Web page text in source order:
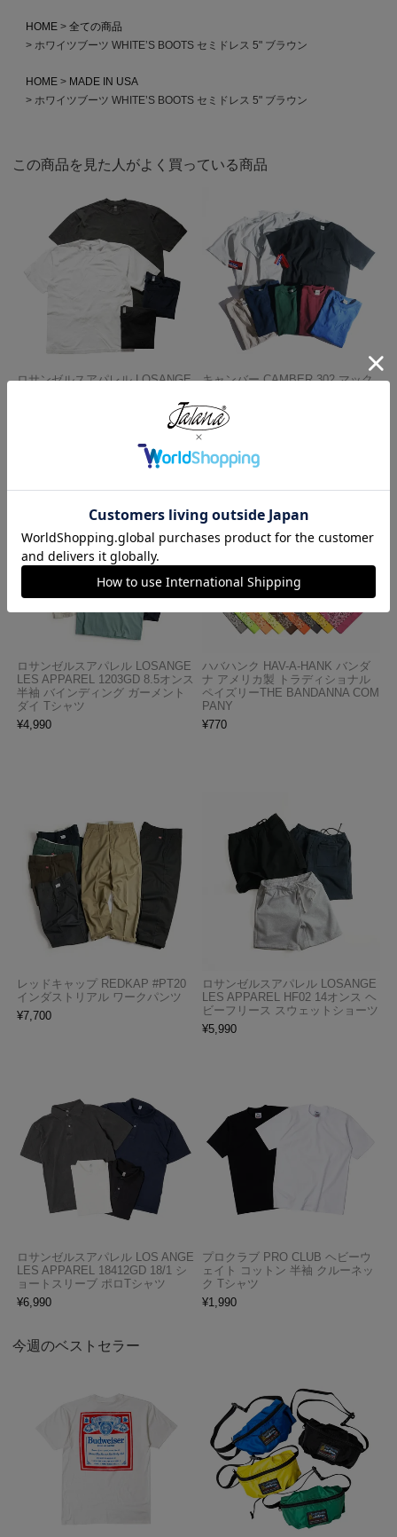
HOME
全ての商品
ホワイツブーツ WHITE’S BOOTS セミドレス 5" ブラウン
HOME
MADE IN USA
ホワイツブーツ WHITE’S BOOTS セミドレス 5" ブラウン
この商品を見た人がよく買っている商品
ロサンゼルスアパレル LOSANGE
半袖 ガーメントダイ ポケットTシ
キャンバー CAMBER 302 マック
ツ MADE IN USA
¥7,990
ロサンゼルスアパレル LOSANGE
LES APPAREL 1203GD 8.5オンス
半袖 バインディング ガーメント
ダイ Tシャツ
¥4,990
ハバハンク HAV-A-HANK バンダ
ナ アメリカ製 トラディショナル
ペイズリーTHE BANDANNA COM
PANY
¥770
レッドキャップ REDKAP #PT20
インダストリアル ワークパンツ
¥7,700
ロサンゼルスアパレル LOSANGE
LES APPAREL HF02 14オンス ヘ
ビーフリース スウェットショーツ
¥5,990
ロサンゼルスアパレル LOS ANGE
LES APPAREL 18412GD 18/1 シ
ョートスリーブ ポロTシャツ
¥6,990
プロクラブ PRO CLUB ヘビーウ
ェイト コットン 半袖 クルーネッ
ク Tシャツ
¥1,990
今週のベストセラー